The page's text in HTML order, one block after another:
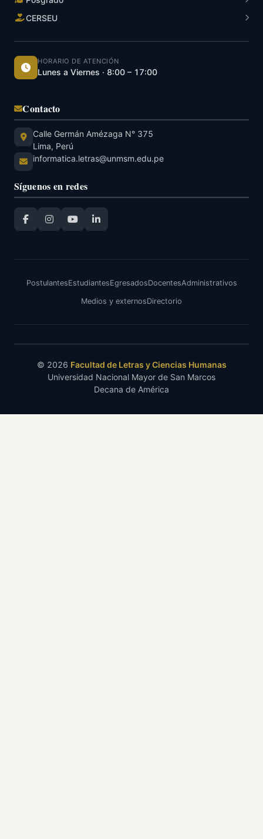
CERSEU
HORARIO DE ATENCIÓN
Lunes a Viernes · 8:00 – 17:00
Contacto
Calle Germán Amézaga N° 375
Lima, Perú
informatica.letras@unmsm.edu.pe
Síguenos en redes
PostulantesEstudiantesEgresadosDocentesAdministrativos
Medios y externosDirectorio
© 2026 Facultad de Letras y Ciencias Humanas
Universidad Nacional Mayor de San Marcos
Decana de América